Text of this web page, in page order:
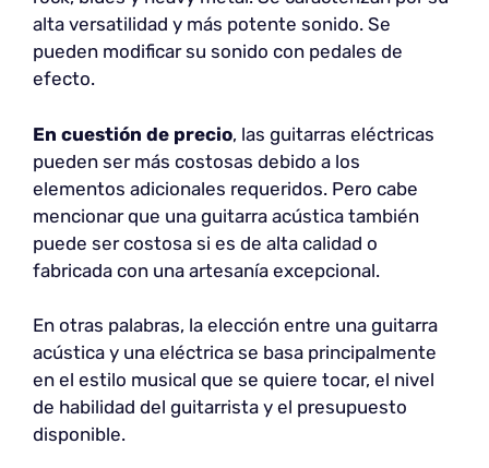
alta versatilidad y más potente sonido. Se
pueden modificar su sonido con pedales de
efecto.
En cuestión de precio, las guitarras eléctricas
pueden ser más costosas debido a los
elementos adicionales requeridos. Pero cabe
mencionar que una guitarra acústica también
puede ser costosa si es de alta calidad o
fabricada con una artesanía excepcional.
En otras palabras, la elección entre una guitarra
acústica y una eléctrica se basa principalmente
en el estilo musical que se quiere tocar, el nivel
de habilidad del guitarrista y el presupuesto
disponible.